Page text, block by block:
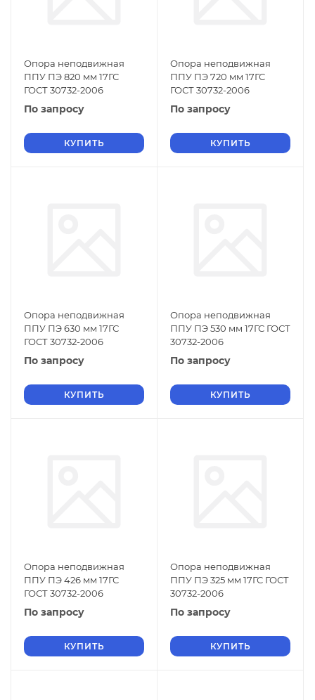
Опора неподвижная
ППУ ПЭ 820 мм 17ГС
ГОСТ 30732-2006
По запросу
КУПИТЬ
Опора неподвижная
ППУ ПЭ 720 мм 17ГС
ГОСТ 30732-2006
По запросу
КУПИТЬ
Опора неподвижная
ППУ ПЭ 630 мм 17ГС
ГОСТ 30732-2006
По запросу
КУПИТЬ
Опора неподвижная
ППУ ПЭ 530 мм 17ГС ГОСТ
30732-2006
По запросу
КУПИТЬ
Опора неподвижная
ППУ ПЭ 426 мм 17ГС
ГОСТ 30732-2006
По запросу
КУПИТЬ
Опора неподвижная
ППУ ПЭ 325 мм 17ГС ГОСТ
30732-2006
По запросу
КУПИТЬ